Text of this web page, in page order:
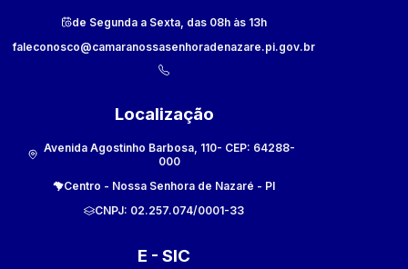
de Segunda a Sexta, das 08h às 13h
faleconosco@camaranossasenhoradenazare.pi.gov.br
Localização
Avenida Agostinho Barbosa, 110- CEP: 64288-
000
Centro - Nossa Senhora de Nazaré - PI
CNPJ: 02.257.074/0001-33
E - SIC